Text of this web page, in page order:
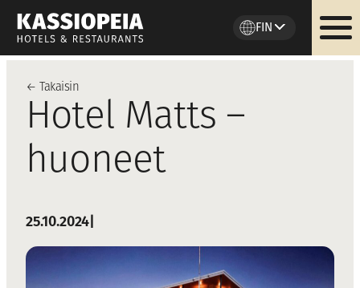
sisältöön
FIN
← Takaisin
Hotel Matts –
huoneet
25.10.2024